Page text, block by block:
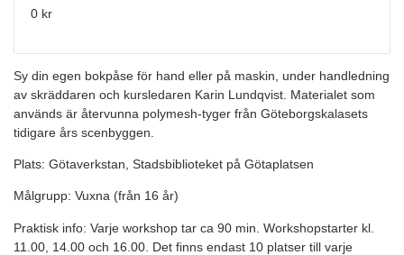
Sy din egen bokpåse för hand eller på maskin, under handledning
av skräddaren och kursledaren Karin Lundqvist. Materialet som
används är återvunna polymesh-tyger från Göteborgskalasets
tidigare års scenbyggen.
Plats: Götaverkstan, Stadsbiblioteket på Götaplatsen
Målgrupp: Vuxna (från 16 år)
Praktisk info: Varje workshop tar ca 90 min. Workshopstarter kl.
11.00, 14.00 och 16.00. Det finns endast 10 platser till varje
0 kr